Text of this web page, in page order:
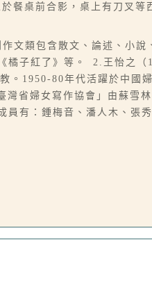
餐桌前合影，桌上有刀叉
文類包含散文、論述、小說
橘子紅了》等。 2.王怡之
。1950-80年代活躍於中國
省婦女寫作協會」由蘇雪
有：鍾梅音、潘人木、張